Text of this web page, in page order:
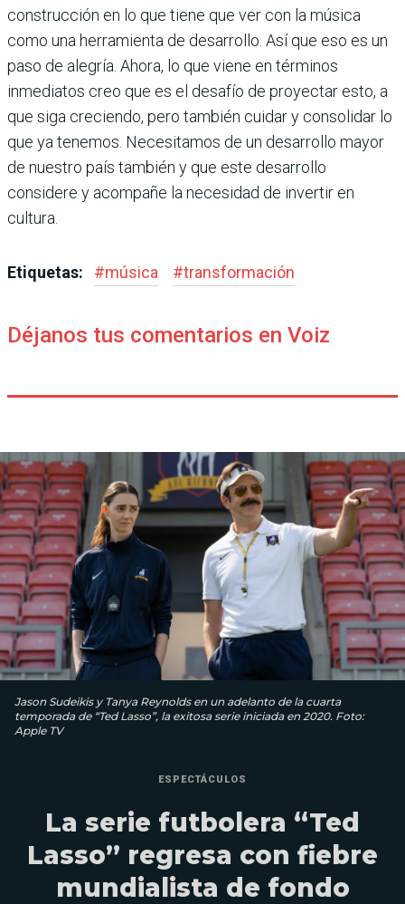
construcción en lo que tiene que ver con la música
como una herramienta de desarrollo. Así que eso es un
paso de alegría. Ahora, lo que viene en términos
inmediatos creo que es el desafío de proyectar esto, a
que siga creciendo, pero también cuidar y consolidar lo
que ya tenemos. Necesitamos de un desarrollo mayor
de nuestro país también y que este desarrollo
considere y acompañe la necesidad de invertir en
cultura.
Etiquetas: #música #transformación
Déjanos tus comentarios en Voiz
Jason Sudeikis y Tanya Reynolds en un adelanto de la cuarta
temporada de “Ted Lasso”, la exitosa serie iniciada en 2020. Foto:
Apple TV
ESPECTÁCULOS
La serie futbolera “Ted
Lasso” regresa con fiebre
mundialista de fondo